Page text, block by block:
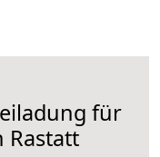
für
Rastatt